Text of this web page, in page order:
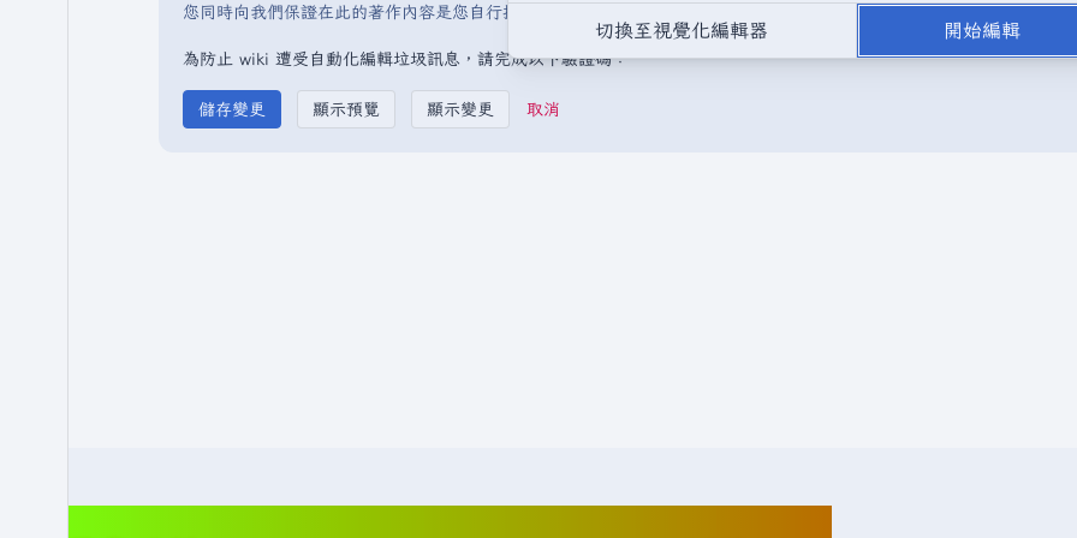
您同時向我們保證在此的著作內容是您自行撰寫，或是取自不受版權保護的公開領域或自由資源。請勿在未經授權的情況
為防止 wiki 遭受自動化編輯垃圾訊息，請完成以下驗證碼：
取消
切換至視覺化編輯器 開始編輯